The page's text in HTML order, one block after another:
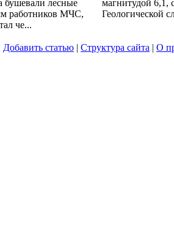
бушевали лесные
работников МЧС,
че...
магнитудой
Геологической
Добавить статью | Структура сайта | О